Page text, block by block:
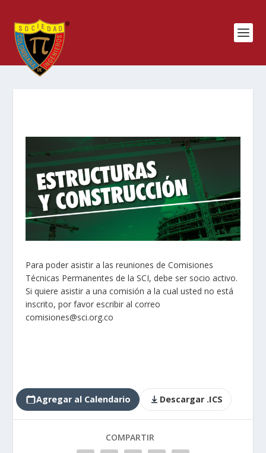
Para poder asistir a las reuniones de Comisiones
Técnicas Permanentes de la SCI, debe ser socio activo.
Si quiere asistir a una comisión a la cual usted no está
inscrito, por favor escribir al correo
comisiones@sci.org.co
Agregar al Calendario Descargar .ICS
COMPARTIR